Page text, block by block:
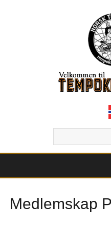
Medlemskap